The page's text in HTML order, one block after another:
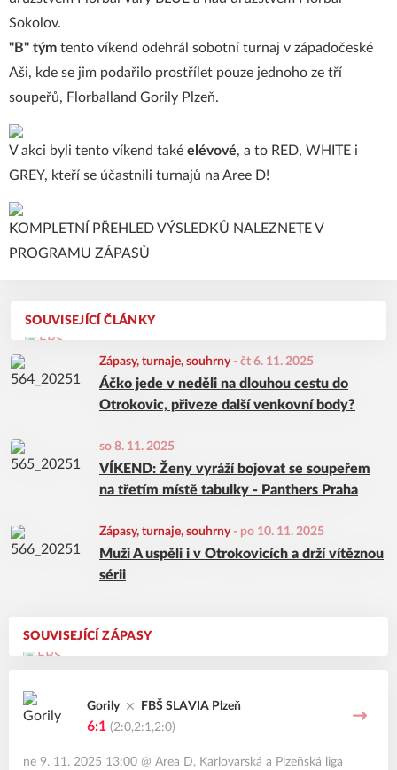
SOUVISEJÍCÍ ZÁPASY
Gorily FBŠ SLAVIA Plzeň
6:1 (2:0,2:1,2:0)
ne 9. 11. 2025 13:00 @ Area D, Karlovarská a Plzeňská liga
Sokolov.
"B" tým tento víkend odehrál sobotní turnaj v západočeské
Aši, kde se jim podařilo prostřílet pouze jednoho ze tří
soupeřů, Florballand Gorily Plzeň.
V akci byli tento víkend také elévové, a to RED, WHITE i
GREY, kteří se účastnili turnajů na Aree D!
KOMPLETNÍ PŘEHLED VÝSLEDKŮ NALEZNETE V
PROGRAMU ZÁPASŮ
SOUVISEJÍCÍ ČLÁNKY
Zápasy, turnaje, souhrny - čt 6. 11. 2025
Áčko jede v neděli na dlouhou cestu do
Otrokovic, přiveze další venkovní body?
so 8. 11. 2025
VÍKEND: Ženy vyráží bojovat se soupeřem
na třetím místě tabulky - Panthers Praha
Zápasy, turnaje, souhrny - po 10. 11. 2025
Muži A uspěli i v Otrokovicích a drží vítěznou
sérii